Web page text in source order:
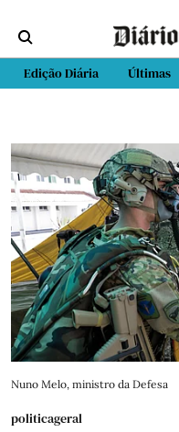
Edição Diária Últimas
Nuno Melo, ministro da Defesa
politicageral